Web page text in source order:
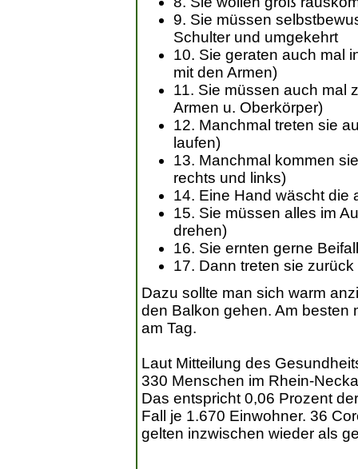
9. Sie müssen
Schulter und umgekehrt
10. Sie geraten auch mal
mit den Armen)
11. Sie müssen auch mal
Armen u. Oberkörper)
12. Manchmal treten sie
laufen)
13. Manchmal kommen
rechts und links)
14. Eine Hand wäscht die
15. Sie müssen alles im
drehen)
16. Sie ernten gerne
17. Dann treten sie
Dazu sollte man sich warm
den Balkon gehen. Am besten
am Tag.
Laut Mitteilung des
330 Menschen im Rhein-
Das entspricht 0,06 Prozent
Fall je 1.670 Einwohner. 36
gelten inzwischen wieder als